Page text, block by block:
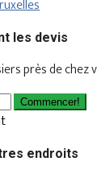
les devis
près de chez
Commencer!
endroits